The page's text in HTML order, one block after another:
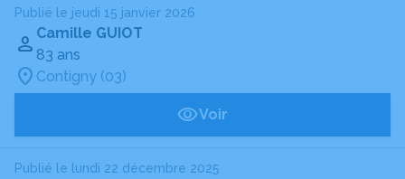
Publié le jeudi 15 janvier 2026
Camille GUIOT
83 ans
Contigny (03)
Voir
Publié le lundi 22 décembre 2025